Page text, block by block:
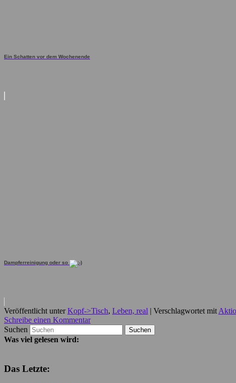
Ein Schatten vor dem Wochenende
Dampferreinigung oder so
Veröffentlicht unter Kopf->Tisch, Leben, real | Verschlagwortet mit
Schreibe einen Kommentar
Suchen
Was viel gelesen wird:
Das Letzte: